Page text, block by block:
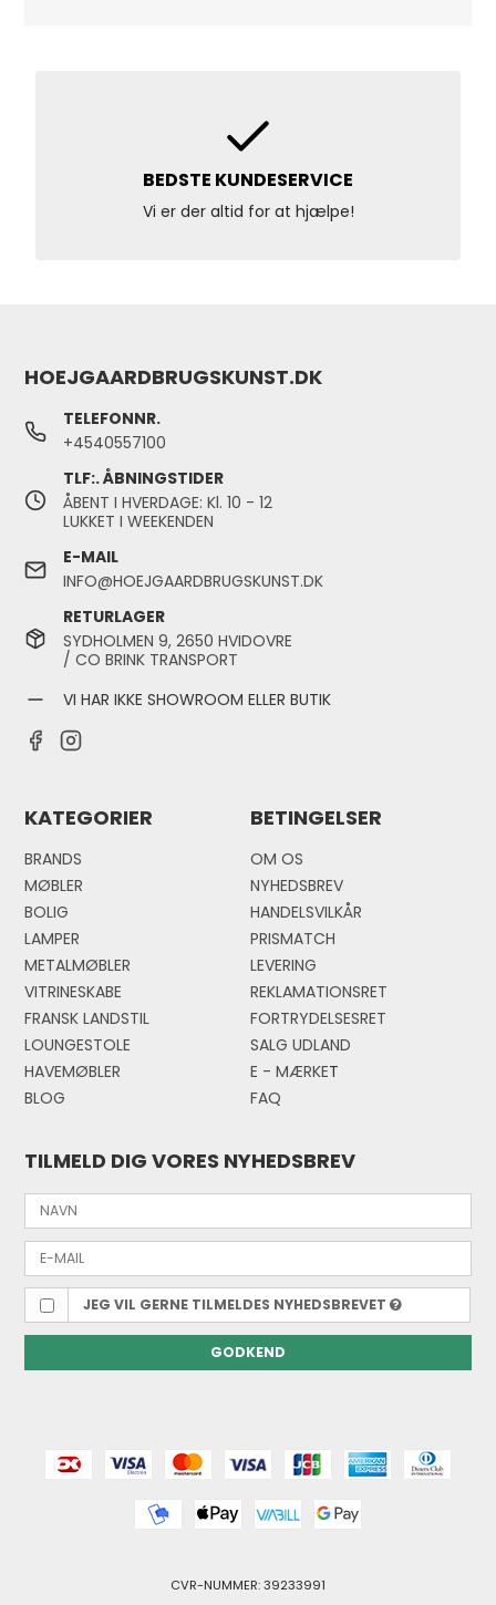
BEDSTE KUNDESERVICE
Vi er der altid for at hjælpe!
HOEJGAARDBRUGSKUNST.DK
TELEFONNR.
+4540557100
TLF:. ÅBNINGSTIDER
ÅBENT I HVERDAGE: Kl. 10 - 12
LUKKET I WEEKENDEN
E-MAIL
INFO@HOEJGAARDBRUGSKUNST.DK
RETURLAGER
SYDHOLMEN 9, 2650 HVIDOVRE
/ CO BRINK TRANSPORT
VI HAR IKKE SHOWROOM ELLER BUTIK
KATEGORIER
BRANDS
MØBLER
BOLIG
LAMPER
METALMØBLER
VITRINESKABE
FRANSK LANDSTIL
LOUNGESTOLE
HAVEMØBLER
BLOG
BETINGELSER
OM OS
NYHEDSBREV
HANDELSVILKÅR
PRISMATCH
LEVERING
REKLAMATIONSRET
FORTRYDELSESRET
SALG UDLAND
E - MÆRKET
FAQ
TILMELD DIG VORES NYHEDSBREV
JEG VIL GERNE TILMELDES NYHEDSBREVET
GODKEND
CVR-NUMMER: 39233991